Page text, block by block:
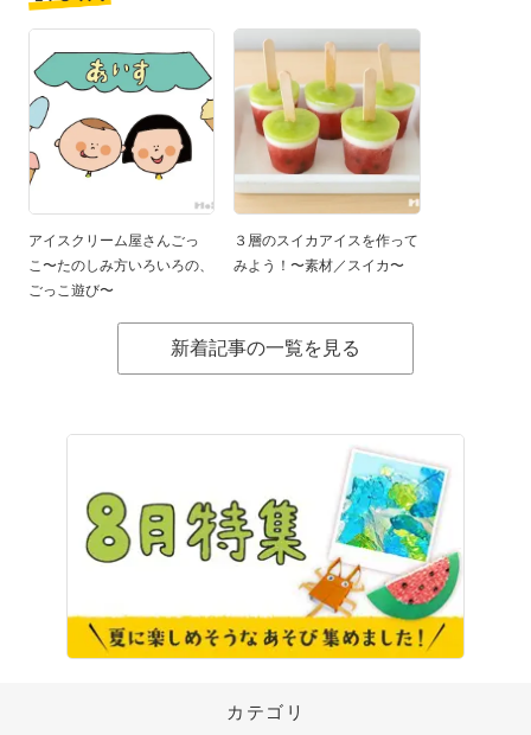
アイスクリーム屋さんごっ
こ〜たのしみ方いろいろの、
ごっこ遊び〜
３層のスイカアイスを作って
みよう！〜素材／スイカ〜
新着記事の一覧を見る
カテゴリ